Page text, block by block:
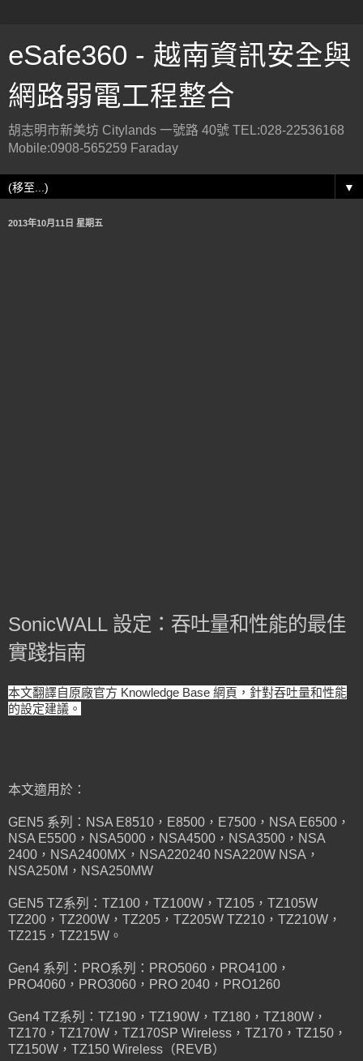
eSafe360 - 越南資訊安全與
網路弱電工程整合
胡志明市新美坊 Citylands 一號路 40號 TEL:028-22536168
Mobile:0908-565259 Faraday
▼
2013年10月11日 星期五
SonicWALL 設定：吞吐量和性能的最佳
實踐指南
本文翻譯自原廠官方 Knowledge Base 網頁，針對吞吐量和性能
的設定建議。
本文適用於：
GEN5 系列：NSA E8510，E8500，E7500，NSA E6500，
NSA E5500，NSA5000，NSA4500，NSA3500，NSA
2400，NSA2400MX，NSA220240 NSA220W NSA，
NSA250M，NSA250MW
GEN5 TZ系列：TZ100，TZ100W，TZ105，TZ105W
TZ200，TZ200W，TZ205，TZ205W TZ210，TZ210W，
TZ215，TZ215W。
Gen4 系列：PRO系列：PRO5060，PRO4100，
PRO4060，PRO3060，PRO 2040，PRO1260
Gen4 TZ系列：TZ190，TZ190W，TZ180，TZ180W，
TZ170，TZ170W，TZ170SP Wireless，TZ170，TZ150，
TZ150W，TZ150 Wireless（REVB）